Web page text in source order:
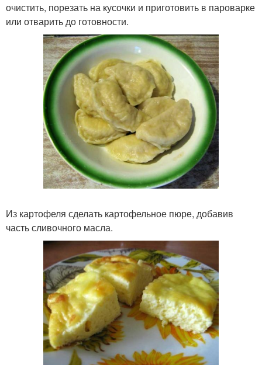
очистить, порезать на кусочки и приготовить в пароварке
или отварить до готовности.
Из картофеля сделать картофельное пюре, добавив
часть сливочного масла.